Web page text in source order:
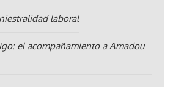
laboral
el acompañamiento a Amadou